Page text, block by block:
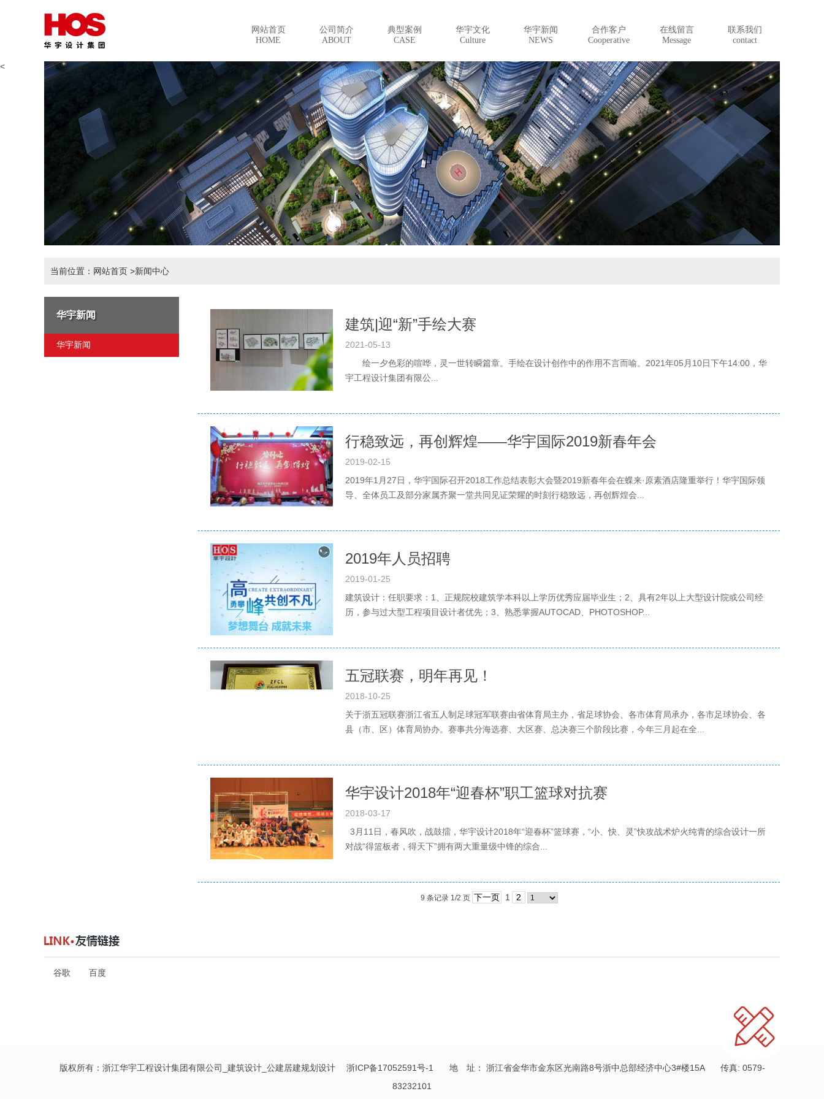
网站首页
HOME
公司简介
ABOUT
典型案例
CASE
华宇文化
Culture
华宇新闻
NEWS
合作客户
Cooperative
在线留言
Message
联系我们
contact
<
当前位置：网站首页 >新闻中心
华宇新闻
华宇新闻
建筑|迎“新”手绘大赛
2021-05-13
绘一夕色彩的喧哗，灵一世转瞬篇章。手绘在设计创作中的作用不言而喻。2021年05月10日下午14:00，华
宇工程设计集团有限公...
行稳致远，再创辉煌——华宇国际2019新春年会
2019-02-15
2019年1月27日，华宇国际召开2018工作总结表彰大会暨2019新春年会在蝶来·原素酒店隆重举行！华宇国际领
导、全体员工及部分家属齐聚一堂共同见证荣耀的时刻行稳致远，再创辉煌会...
2019年人员招聘
2019-01-25
建筑设计：任职要求：1、正规院校建筑学本科以上学历优秀应届毕业生；2、具有2年以上大型设计院或公司经
历，参与过大型工程项目设计者优先；3、熟悉掌握AUTOCAD、PHOTOSHOP...
五冠联赛，明年再见！
2018-10-25
关于浙五冠联赛浙江省五人制足球冠军联赛由省体育局主办，省足球协会、各市体育局承办，各市足球协会、各
县（市、区）体育局协办。赛事共分海选赛、大区赛、总决赛三个阶段比赛，今年三月起在全...
华宇设计2018年“迎春杯”职工篮球对抗赛
2018-03-17
3月11日，春风吹，战鼓擂，华宇设计2018年“迎春杯”篮球赛，“小、快、灵”快攻战术炉火纯青的综合设计一所
对战“得篮板者，得天下”拥有两大重量级中锋的综合...
9 条记录 1/2 页 下一页 1 2
谷歌 百度
版权所有：浙江华宇工程设计集团有限公司_建筑设计_公建居建规划设计 浙ICP备17052591号-1
地 址： 浙江省金华市金东区光南路8号浙中总部经济中心3#楼15A 传真: 0579-
83232101